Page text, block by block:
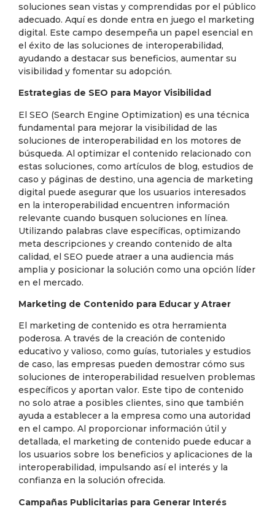
soluciones sean vistas y comprendidas por el público
adecuado. Aquí es donde entra en juego el marketing
digital. Este campo desempeña un papel esencial en
el éxito de las soluciones de interoperabilidad,
ayudando a destacar sus beneficios, aumentar su
visibilidad y fomentar su adopción.
Estrategias de SEO para Mayor Visibilidad
El SEO (Search Engine Optimization) es una técnica
fundamental para mejorar la visibilidad de las
soluciones de interoperabilidad en los motores de
búsqueda. Al optimizar el contenido relacionado con
estas soluciones, como artículos de blog, estudios de
caso y páginas de destino, una agencia de marketing
digital puede asegurar que los usuarios interesados
en la interoperabilidad encuentren información
relevante cuando busquen soluciones en línea.
Utilizando palabras clave específicas, optimizando
meta descripciones y creando contenido de alta
calidad, el SEO puede atraer a una audiencia más
amplia y posicionar la solución como una opción líder
en el mercado.
Marketing de Contenido para Educar y Atraer
El marketing de contenido es otra herramienta
poderosa. A través de la creación de contenido
educativo y valioso, como guías, tutoriales y estudios
de caso, las empresas pueden demostrar cómo sus
soluciones de interoperabilidad resuelven problemas
específicos y aportan valor. Este tipo de contenido
no solo atrae a posibles clientes, sino que también
ayuda a establecer a la empresa como una autoridad
en el campo. Al proporcionar información útil y
detallada, el marketing de contenido puede educar a
los usuarios sobre los beneficios y aplicaciones de la
interoperabilidad, impulsando así el interés y la
confianza en la solución ofrecida.
Campañas Publicitarias para Generar Interés